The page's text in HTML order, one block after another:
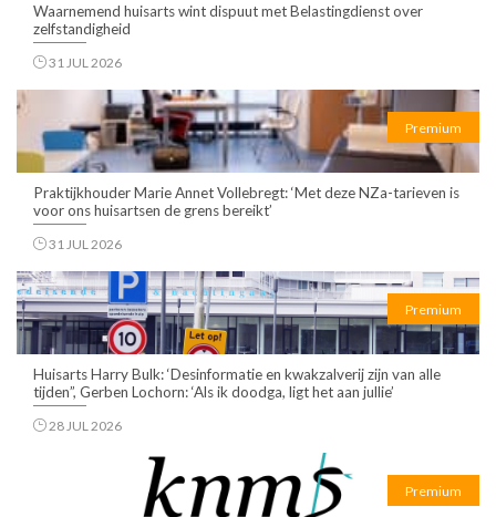
Waarnemend huisarts wint dispuut met Belastingdienst over
zelfstandigheid
31 JUL 2026
Premium
Praktijkhouder Marie Annet Vollebregt: ‘Met deze NZa-tarieven is
voor ons huisartsen de grens bereikt’
31 JUL 2026
Premium
Huisarts Harry Bulk: ‘Desinformatie en kwakzalverij zijn van alle
tijden”, Gerben Lochorn: ‘Als ik doodga, ligt het aan jullie’
28 JUL 2026
Premium